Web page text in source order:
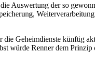
Auswertung der so
die Geheimdienste künftig
würde Renner dem